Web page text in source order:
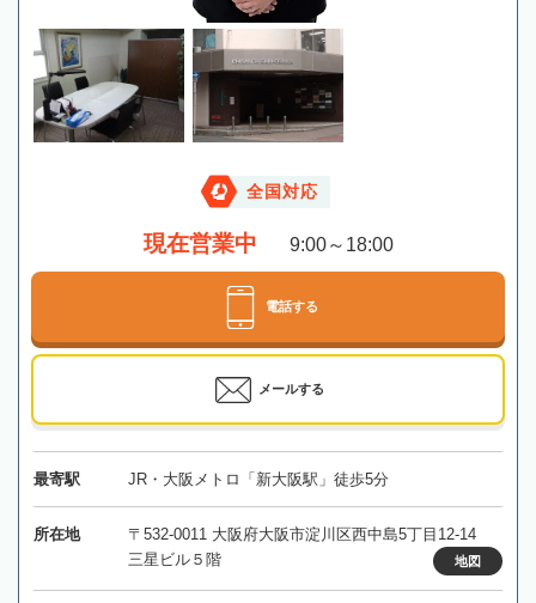
全国対応
現在営業中 9:00～18:00
電話する
メールする
最寄駅 JR・大阪メトロ「新大阪駅」徒歩5分
所在地
〒532-0011 大阪府大阪市淀川区西中島5丁目12-14
三星ビル５階
地図